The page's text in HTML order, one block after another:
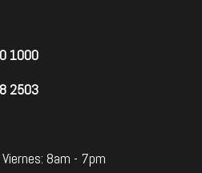
1000
2503
8am - 7pm